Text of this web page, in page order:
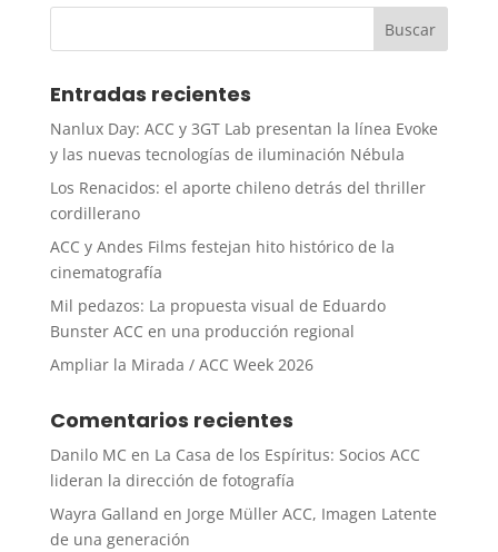
Entradas recientes
Nanlux Day: ACC y 3GT Lab presentan la línea Evoke
y las nuevas tecnologías de iluminación Nébula
Los Renacidos: el aporte chileno detrás del thriller
cordillerano
ACC y Andes Films festejan hito histórico de la
cinematografía
Mil pedazos: La propuesta visual de Eduardo
Bunster ACC en una producción regional
Ampliar la Mirada / ACC Week 2026
Comentarios recientes
Danilo MC en La Casa de los Espíritus: Socios ACC
lideran la dirección de fotografía
Wayra Galland en Jorge Müller ACC, Imagen Latente
de una generación